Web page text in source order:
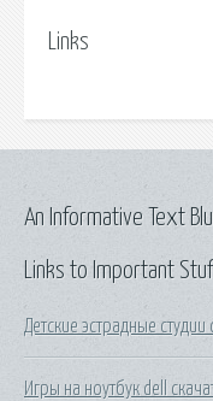
Links
Links to Important
Детские эстрадные
Игры на ноутбук dell
An Informative Text